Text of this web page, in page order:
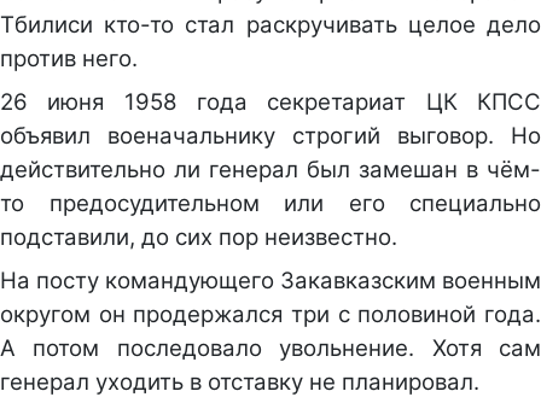
Тбилиси кто-то стал раскручивать целое дело
против него.
26 июня 1958 года секретариат ЦК КПСС
объявил военачальнику строгий выговор. Но
действительно ли генерал был замешан в чём-
то предосудительном или его специально
подставили, до сих пор неизвестно.
На посту командующего Закавказским военным
округом он продержался три с половиной года.
А потом последовало увольнение. Хотя сам
генерал уходить в отставку не планировал.